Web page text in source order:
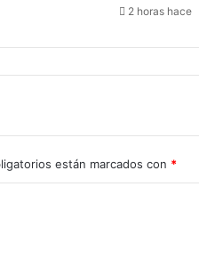
2 horas hace
están marcados con *